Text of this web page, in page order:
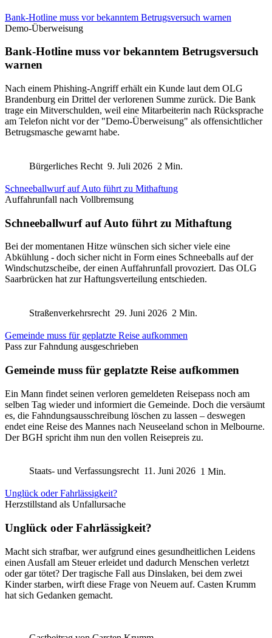
Bank-Hotline muss vor bekanntem Betrugsversuch warnen
Demo-Überweisung
Bank-Hotline muss vor bekanntem Betrugsversuch
warnen
Nach einem Phishing-Angriff erhält ein Kunde laut dem OLG
Brandenburg ein Drittel der verlorenen Summe zurück. Die Bank
trage ein Mitverschulden, weil eine Mitarbeiterin nach Rücksprache
am Telefon nicht vor der "Demo-Überweisung" als offensichtlicher
Betrugsmasche gewarnt habe.
Bürgerliches Recht 9. Juli 2026 2 Min.
Schneeballwurf auf Auto führt zu Mithaftung
Auffahrunfall nach Vollbremsung
Schneeballwurf auf Auto führt zu Mithaftung
Bei der momentanen Hitze wünschen sich sicher viele eine
Abkühlung - doch sicher nicht in Form eines Schneeballs auf der
Windschutzscheibe, der einen Auffahrunfall provoziert. Das OLG
Saarbrücken hat zur Haftungsverteilung entschieden.
Straßenverkehrsrecht 29. Juni 2026 2 Min.
Gemeinde muss für geplatzte Reise aufkommen
Pass zur Fahndung ausgeschrieben
Gemeinde muss für geplatzte Reise aufkommen
Ein Mann findet seinen verloren gemeldeten Reisepass noch am
selben Tag wieder und informiert die Gemeinde. Doch die versäumt
es, die Fahndungsausschreibung löschen zu lassen – deswegen
endet eine Reise des Mannes nach Neuseeland schon in Melbourne.
Der BGH spricht ihm nun den vollen Reisepreis zu.
Staats- und Verfassungsrecht 11. Juni 2026 1 Min.
Unglück oder Fahrlässigkeit?
Herzstillstand als Unfallursache
Unglück oder Fahrlässigkeit?
Macht sich strafbar, wer aufgrund eines gesundheitlichen Leidens
einen Ausfall am Steuer erleidet und dadurch Menschen verletzt
oder gar tötet? Der tragische Fall aus Dinslaken, bei dem zwei
Kinder starben, wirft diese Frage von Neuem auf. Casten Krumm
hat sich Gedanken gemacht.